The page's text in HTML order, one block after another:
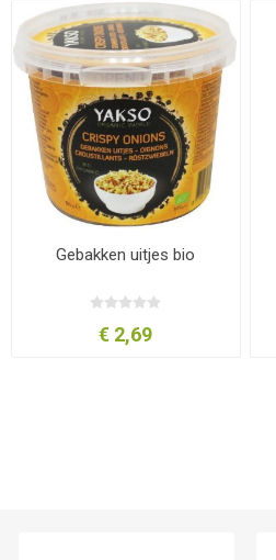
Gebakken uitjes bio
€ 2,69